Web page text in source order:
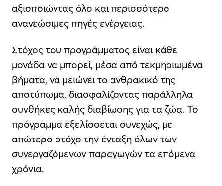
αξιοποιώντας όλο και περισσότερο
ανανεώσιμες πηγές ενέργειας.
Στόχος του προγράμματος είναι κάθε
μονάδα να μπορεί, μέσα από τεκμηριωμένα
βήματα, να μειώνει το ανθρακικό της
αποτύπωμα, διασφαλίζοντας παράλληλα
συνθήκες καλής διαβίωσης για τα ζώα. Το
πρόγραμμα εξελίσσεται συνεχώς, με
απώτερο στόχο την ένταξη όλων των
συνεργαζόμενων παραγωγών τα επόμενα
χρόνια.